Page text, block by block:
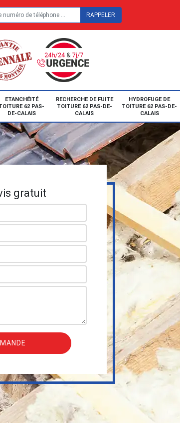
ETANCHÉITÉ
62 PAS-
DE-CALAIS
RECHERCHE DE FUITE
TOITURE 62 PAS-DE-
CALAIS
HYDROFUGE DE
TOITURE 62 PAS-DE-
CALAIS
gratuit